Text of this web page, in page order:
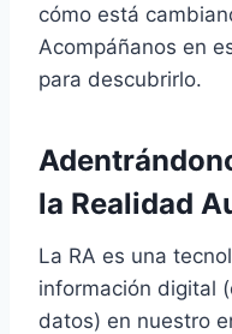
cómo está
Acompáñanos en
para descubrirlo.
la Realidad
La RA es una
información digital
datos) en nuestro